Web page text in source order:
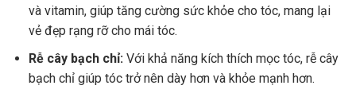
và vitamin, giúp tăng cường sức khỏe cho tóc, mang lại
vẻ đẹp rạng rỡ cho mái tóc.
Rễ cây bạch chỉ:Với khả năng kích thích mọc tóc, rễ cây
bạch chỉ giúp tóc trở nên dày hơn và khỏe mạnh hơn.